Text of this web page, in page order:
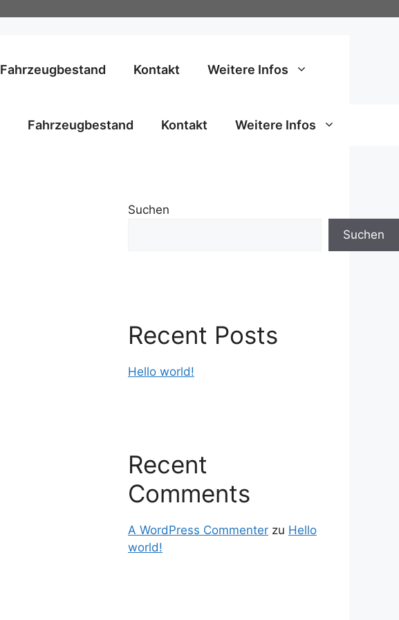
Fahrzeugbestand Kontakt Weitere Infos
Fahrzeugbestand Kontakt Weitere Infos
Suchen
Suchen
Recent Posts
Hello world!
Recent
Comments
A WordPress Commenter zu Hello
world!